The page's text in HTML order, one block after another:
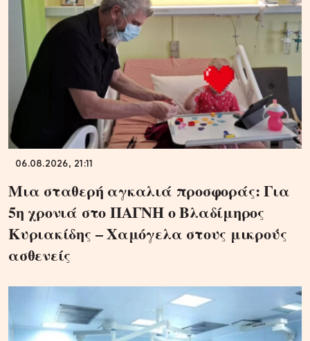
06.08.2026, 21:11
Μια σταθερή αγκαλιά προσφοράς: Για
5η χρονιά στο ΠΑΓΝΗ ο Βλαδίμηρος
Κυριακίδης – Χαμόγελα στους μικρούς
ασθενείς